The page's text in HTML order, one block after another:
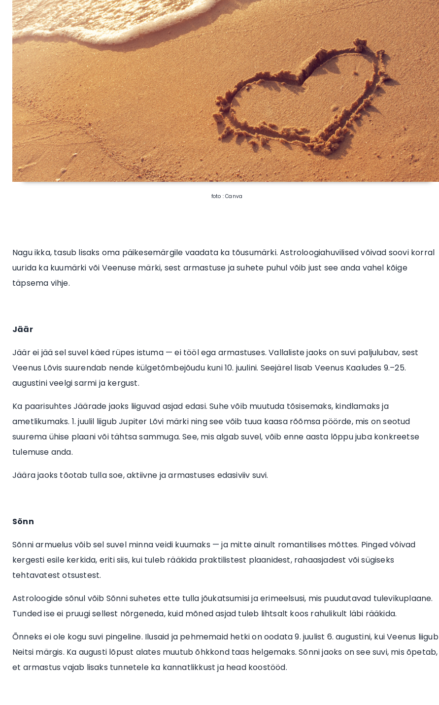
foto : Canva
Nagu ikka, tasub lisaks oma päikesemärgile vaadata ka tõusumärki. Astroloogiahuvilised võivad soovi korral
uurida ka kuumärki või Veenuse märki, sest armastuse ja suhete puhul võib just see anda vahel kõige
täpsema vihje.
Jäär
Jäär ei jää sel suvel käed rüpes istuma — ei tööl ega armastuses. Vallaliste jaoks on suvi paljulubav, sest
Veenus Lõvis suurendab nende külgetõmbejõudu kuni 10. juulini. Seejärel lisab Veenus Kaaludes 9.–25.
augustini veelgi sarmi ja kergust.
Ka paarisuhtes Jäärade jaoks liiguvad asjad edasi. Suhe võib muutuda tõsisemaks, kindlamaks ja
ametlikumaks. 1. juulil liigub Jupiter Lõvi märki ning see võib tuua kaasa rõõmsa pöörde, mis on seotud
suurema ühise plaani või tähtsa sammuga. See, mis algab suvel, võib enne aasta lõppu juba konkreetse
tulemuse anda.
Jäära jaoks tõotab tulla soe, aktiivne ja armastuses edasiviiv suvi.
Sõnn
Sõnni armuelus võib sel suvel minna veidi kuumaks — ja mitte ainult romantilises mõttes. Pinged võivad
kergesti esile kerkida, eriti siis, kui tuleb rääkida praktilistest plaanidest, rahaasjadest või sügiseks
tehtavatest otsustest.
Astroloogide sõnul võib Sõnni suhetes ette tulla jõukatsumisi ja erimeelsusi, mis puudutavad tulevikuplaane.
Tunded ise ei pruugi sellest nõrgeneda, kuid mõned asjad tuleb lihtsalt koos rahulikult läbi rääkida.
Õnneks ei ole kogu suvi pingeline. Ilusaid ja pehmemaid hetki on oodata 9. juulist 6. augustini, kui Veenus liigub
Neitsi märgis. Ka augusti lõpust alates muutub õhkkond taas helgemaks. Sõnni jaoks on see suvi, mis õpetab,
et armastus vajab lisaks tunnetele ka kannatlikkust ja head koostööd.